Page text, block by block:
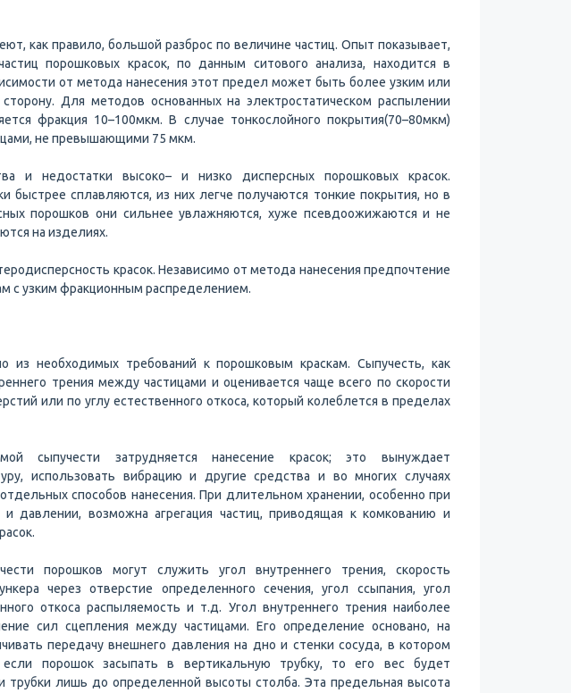
как правило, большой разброс по величине частиц. Опыт показывает,
порошковых красок, по данным ситового анализа, находится в
от метода нанесения этот предел может быть более узким или
Для методов основанных на электростатическом распылении
фракция 10–100мкм. В случае тонкослойного покрытия(70–80мкм)
не превышающими 75 мкм.
и недостатки высоко– и низко дисперсных порошковых красок.
быстрее сплавляются, из них легче получаются тонкие покрытия, но в
порошков они сильнее увлажняются, хуже псевдоожижаются и не
на изделиях.
красок. Независимо от метода нанесения предпочтение
с узким фракционным распределением.
из необходимых требований к порошковым краскам. Сыпучесть, как
трения между частицами и оценивается чаще всего по скорости
или по углу естественного откоса, который колеблется в пределах
сыпучести затрудняется нанесение красок; это вынуждает
использовать вибрацию и другие средства и во многих случаях
способов нанесения. При длительном хранении, особенно при
давлении, возможна агрегация частиц, приводящая к комкованию и
порошков могут служить угол внутреннего трения, скорость
через отверстие определенного сечения, угол ссыпания, угол
откоса распыляемость и т.д. Угол внутреннего трения наиболее
сил сцепления между частицами. Его определение основано, на
передачу внешнего давления на дно и стенки сосуда, в котором
если порошок засыпать в вертикальную трубку, то его вес будет
трубки лишь до определенной высоты столба. Эта предельная высота